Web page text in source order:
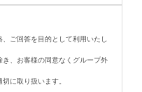
ご回答を目的として利用いたし
、お客様の同意なくグループ外
に取り扱います。